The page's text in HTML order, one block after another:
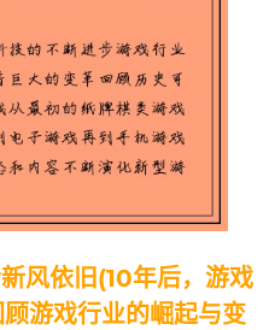
风依旧(10年后，游戏
游戏行业的崛起与变